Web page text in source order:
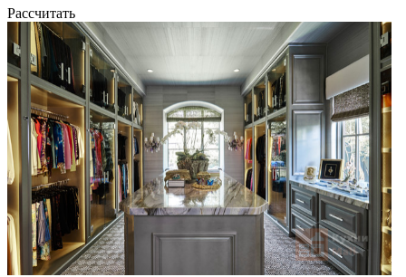
Рассчитать